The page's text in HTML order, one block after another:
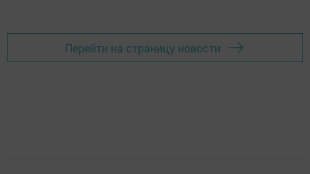
Перейти на страницу новости